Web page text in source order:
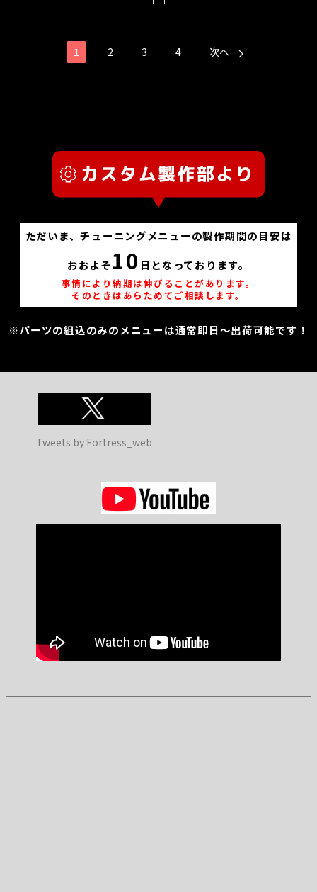
1 2 3 4 次へ
ただいま、チューニングメニューの製作期間の目安は
おおよそ 10 日となっております。
事情により納期は伸びることがあります。
そのときはあらためてご相談します。
※パーツの組込のみのメニューは通常即日～出荷可能です！
Tweets by Fortress_web